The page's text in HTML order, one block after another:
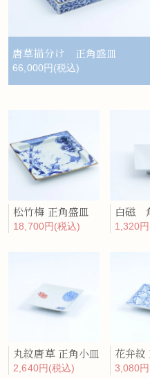
唐草描分け 正角盛皿
66,000円(税込)
松竹梅 正角盛皿
18,700円(税込)
白磁
1,320
丸紋唐草 正角小皿
2,640円(税込)
花弁紋
3,080